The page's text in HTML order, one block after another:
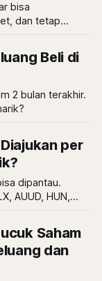
bisa
dan tetap
Beli di
2 bulan terakhir.
per
dipantau.
AUUD, HUN,
Saham
dan